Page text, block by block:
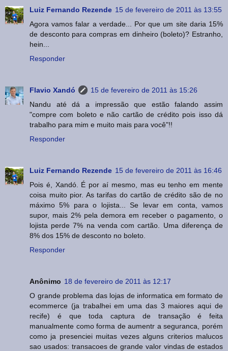
Luiz Fernando Rezende 15 de fevereiro de 2011 às 13:55
Agora vamos falar a verdade... Por que um site daria 15%
de desconto para compras em dinheiro (boleto)? Estranho,
hein...
Responder
Flavio Xandó
15 de fevereiro de 2011 às 15:26
Nandu até dá a impressão que estão falando assim
"compre com boleto e não cartão de crédito pois isso dá
trabalho para mim e muito mais para você"!!
Responder
Luiz Fernando Rezende 15 de fevereiro de 2011 às 16:46
Pois é, Xandó. É por aí mesmo, mas eu tenho em mente
coisa muito pior. As tarifas do cartão de crédito são de no
máximo 5% para o lojista... Se levar em conta, vamos
supor, mais 2% pela demora em receber o pagamento, o
lojista perde 7% na venda com cartão. Uma diferença de
8% dos 15% de desconto no boleto.
Responder
Anônimo 18 de fevereiro de 2011 às 12:17
O grande problema das lojas de informatica em formato de
ecommerce (ja trabalhei em uma das 3 maiores aqui de
recife) é que toda captura de transação é feita
manualmente como forma de aumentr a seguranca, porém
como ja presenciei muitas vezes alguns criterios malucos
sao usados: transacoes de grande valor vindas de estados